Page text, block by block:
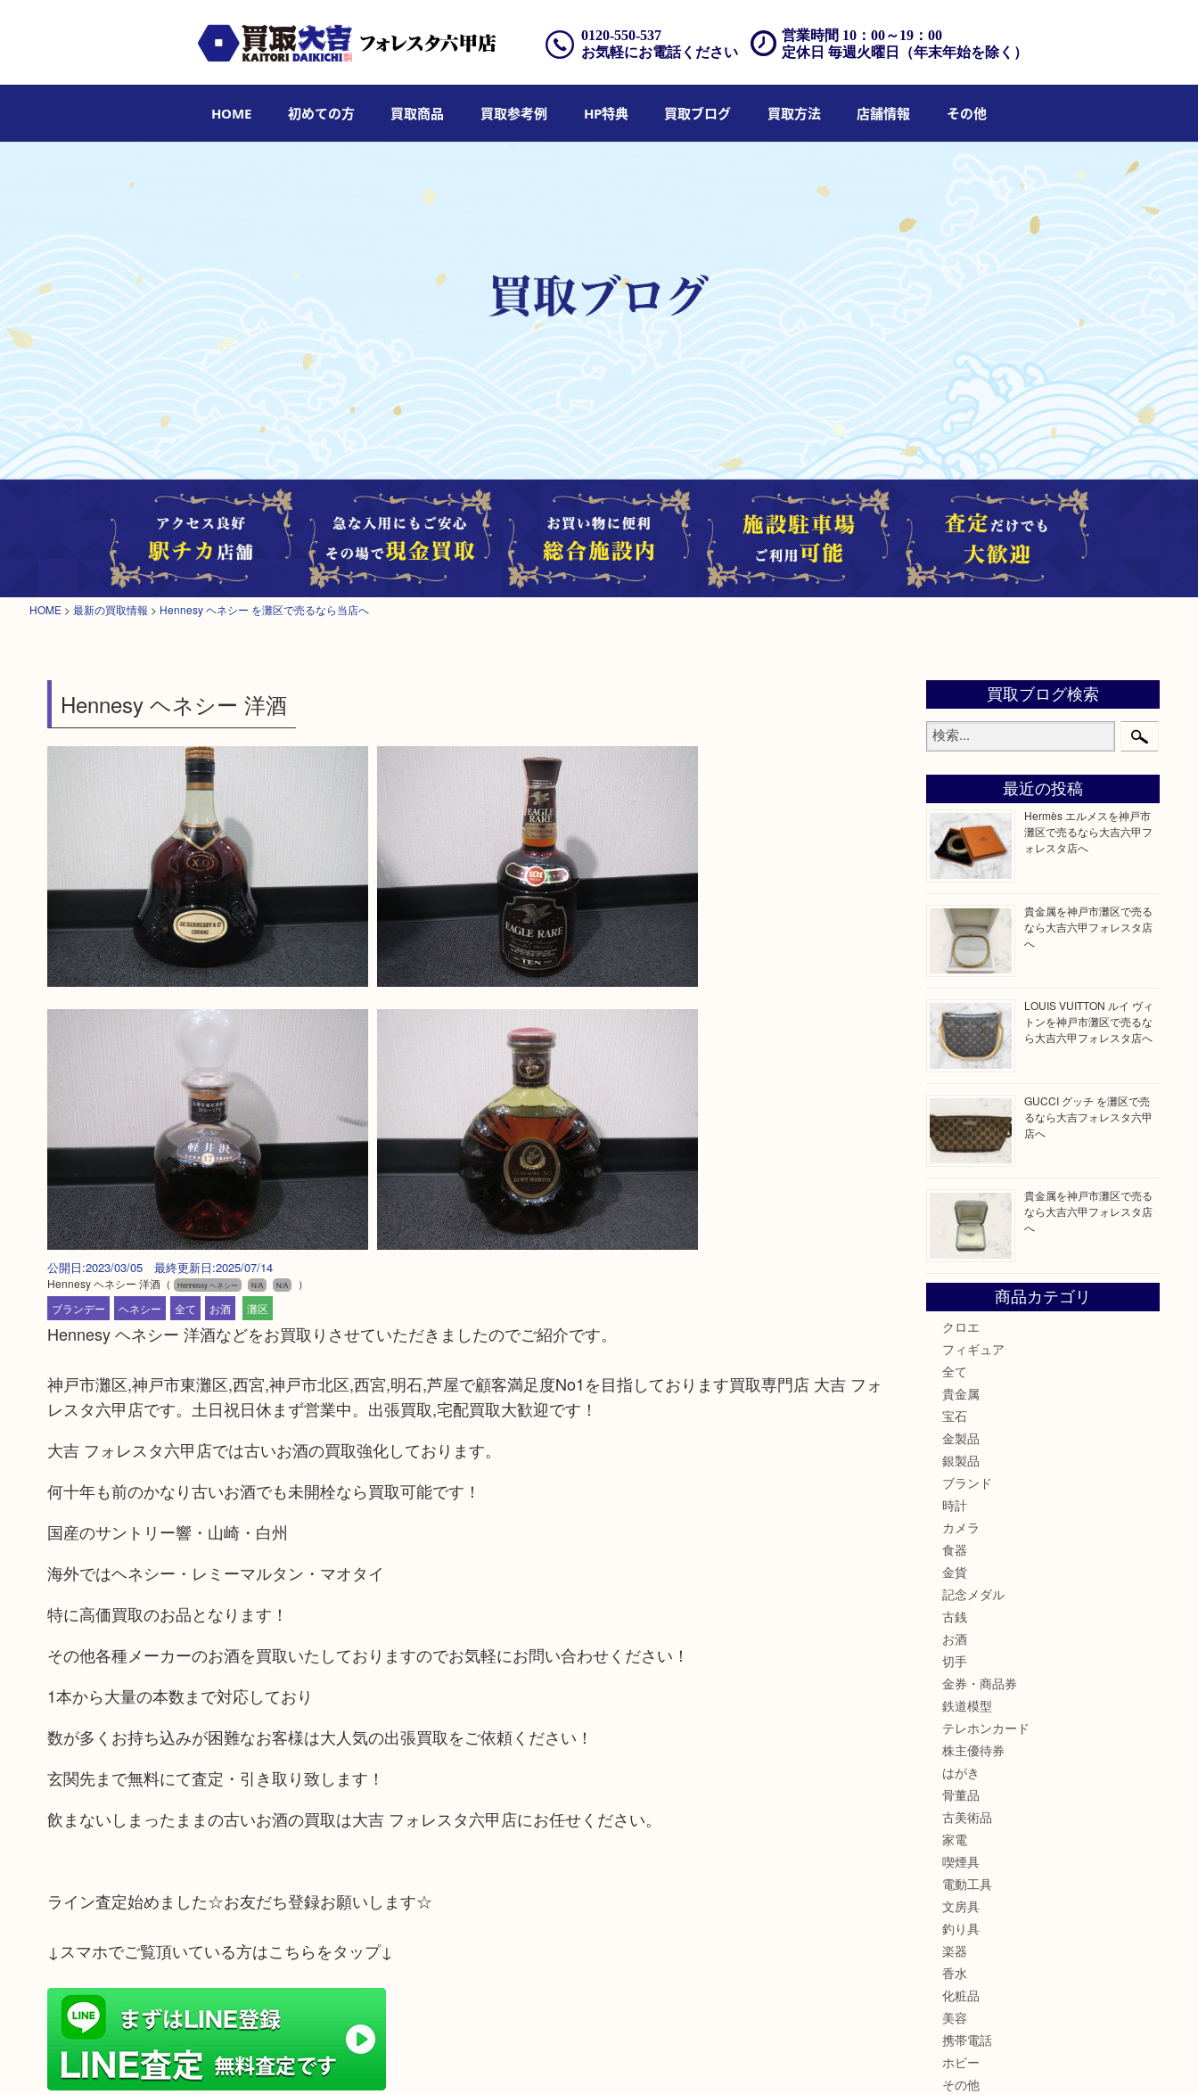
営業時間 10：00～19：00
定休日 毎週火曜日（年末年始を除く）
0120-550-537
お気軽にお電話ください
HOME 初めての方 買取商品 買取参考例 HP特典 買取ブログ 買取方法 店舗情報 その他
HOME > 最新の買取情報 > Hennesy ヘネシー を灘区で売るなら当店へ
Hennesy ヘネシー 洋酒
公開日:2023/03/05 最終更新日:2025/07/14
Hennesy ヘネシー 洋酒（ Hennessy ヘネシー N/A N/A
）
ブランデー
ヘネシー 全て お酒 灘区
Hennesy ヘネシー 洋酒などをお買取りさせていただきましたのでご紹介です。
神戸市灘区,神戸市東灘区,西宮,神戸市北区,西宮,明石,芦屋で顧客満足度No1を目指しております買取専門店 大吉 フォ
レスタ六甲店です。土日祝日休まず営業中。出張買取,宅配買取大歓迎です！
大吉 フォレスタ六甲店では古いお酒の買取強化しております。
何十年も前のかなり古いお酒でも未開栓なら買取可能です！
国産のサントリー響・山崎・白州
海外ではヘネシー・レミーマルタン・マオタイ
特に高価買取のお品となります！
その他各種メーカーのお酒を買取いたしておりますのでお気軽にお問い合わせください！
1本から大量の本数まで対応しており
数が多くお持ち込みが困難なお客様は大人気の出張買取をご依頼ください！
玄関先まで無料にて査定・引き取り致します！
飲まないしまったままの古いお酒の買取は大吉 フォレスタ六甲店にお任せください。
ライン査定始めました☆お友だち登録お願いします☆
↓スマホでご覧頂いている方はこちらをタップ↓
買取ブログ検索
最近の投稿
Hermès エルメスを神戸市
灘区で売るなら大吉六甲フ
ォレスタ店へ
貴金属を神戸市灘区で売る
なら大吉六甲フォレスタ店
へ
LOUIS VUITTON ルイ ヴィ
トンを神戸市灘区で売るな
ら大吉六甲フォレスタ店へ
GUCCI グッチ を灘区で売
るなら大吉フォレスタ六甲
店へ
貴金属を神戸市灘区で売る
なら大吉六甲フォレスタ店
へ
商品カテゴリ
クロエ
フィギュア
全て
貴金属
宝石
金製品
銀製品
ブランド
時計
カメラ
食器
金貨
記念メダル
古銭
お酒
切手
金券・商品券
鉄道模型
テレホンカード
株主優待券
はがき
骨董品
古美術品
家電
喫煙具
電動工具
文房具
釣り具
楽器
香水
化粧品
美容
携帯電話
ホビー
その他